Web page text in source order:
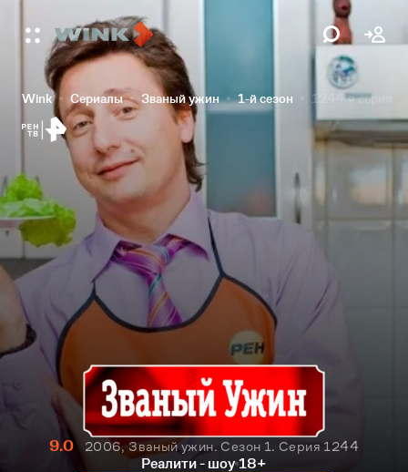
Wink Сериалы Званый ужин 1-й сезон 1244-я серия
9.0
2006, Званый ужин. Сезон 1. Серия 1244
Реалити - шоу 18+